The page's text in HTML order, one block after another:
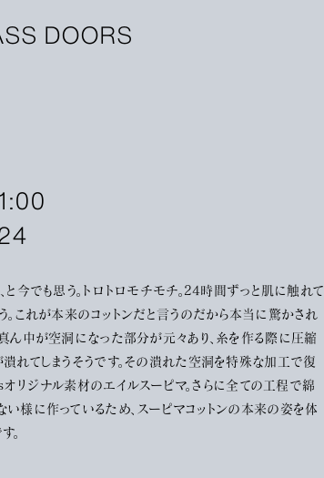
DOORS
と今でも思う。トロトロモチモチ。24時間ずっと肌に触れて
。これが本来のコットンだと言うのだから本当に驚かされ
ん中が空洞になった部分が元々あり、糸を作る際に圧縮
れてしまうそうです。その潰れた空洞を特殊な加工で復
リジナル素材のエイルスーピマ。さらに全ての工程で綿
様に作っているため、スーピマコットンの本来の姿を体
。